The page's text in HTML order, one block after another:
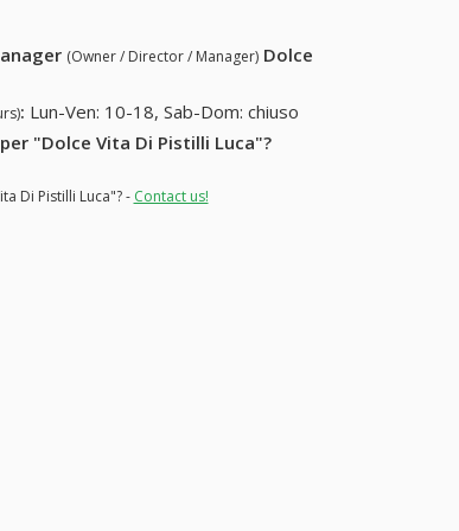
(Owner / Director / Manager) Dolce
: Lun-Ven: 10-18, Sab-Dom: chiuso
"Dolce Vita Di Pistilli Luca"?
Di Pistilli Luca"? - Contact us!